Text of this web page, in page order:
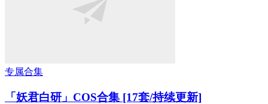
专属合集
「妖君白研」COS合集 [17套/持续更新]